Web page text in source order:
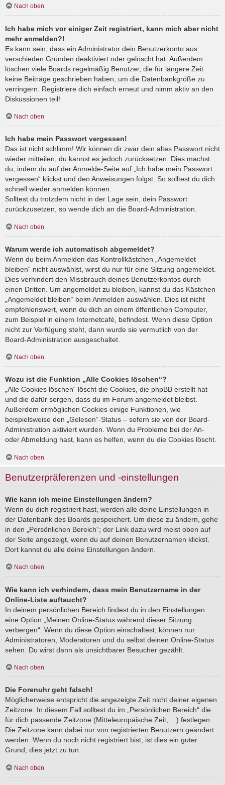
Nach oben
Ich habe mich vor einiger Zeit registriert, kann mich aber nicht
mehr anmelden?!
Es kann sein, dass ein Administrator dein Benutzerkonto aus
verschieden Gründen deaktiviert oder gelöscht hat. Außerdem
löschen viele Boards regelmäßig Benutzer, die für längere Zeit
keine Beiträge geschrieben haben, um die Datenbankgröße zu
verringern. Registriere dich einfach erneut und nimm aktiv an den
Diskussionen teil!
Nach oben
Ich habe mein Passwort vergessen!
Das ist nicht schlimm! Wir können dir zwar dein altes Passwort nicht
wieder mitteilen, du kannst es jedoch zurücksetzen. Dies machst
du, indem du auf der Anmelde-Seite auf „Ich habe mein Passwort
vergessen“ klickst und den Anweisungen folgst. So solltest du dich
schnell wieder anmelden können.
Solltest du trotzdem nicht in der Lage sein, dein Passwort
zurückzusetzen, so wende dich an die Board-Administration.
Nach oben
Warum werde ich automatisch abgemeldet?
Wenn du beim Anmelden das Kontrollkästchen „Angemeldet
bleiben“ nicht auswählst, wirst du nur für eine Sitzung angemeldet.
Dies verhindert den Missbrauch deines Benutzerkontos durch
einen Dritten. Um angemeldet zu bleiben, kannst du das Kästchen
„Angemeldet bleiben“ beim Anmelden auswählen. Dies ist nicht
empfehlenswert, wenn du dich an einem öffentlichen Computer,
zum Beispiel in einem Internetcafé, befindest. Wenn diese Option
nicht zur Verfügung steht, dann wurde sie vermutlich von der
Board-Administration ausgeschaltet.
Nach oben
Wozu ist die Funktion „Alle Cookies löschen“?
„Alle Cookies löschen“ löscht die Cookies, die phpBB erstellt hat
und die dafür sorgen, dass du im Forum angemeldet bleibst.
Außerdem ermöglichen Cookies einige Funktionen, wie
beispielsweise den „Gelesen“-Status – sofern sie von der Board-
Administration aktiviert wurden. Wenn du Probleme bei der An-
oder Abmeldung hast, kann es helfen, wenn du die Cookies löscht.
Nach oben
Benutzerpräferenzen und -einstellungen
Wie kann ich meine Einstellungen ändern?
Wenn du dich registriert hast, werden alle deine Einstellungen in
der Datenbank des Boards gespeichert. Um diese zu ändern, gehe
in den „Persönlichen Bereich“; der Link dazu wird meist oben auf
der Seite angezeigt, wenn du auf deinen Benutzernamen klickst.
Dort kannst du alle deine Einstellungen ändern.
Nach oben
Wie kann ich verhindern, dass mein Benutzername in der
Online-Liste auftaucht?
In deinem persönlichen Bereich findest du in den Einstellungen
eine Option „Meinen Online-Status während dieser Sitzung
verbergen“. Wenn du diese Option einschaltest, können nur
Administratoren, Moderatoren und du selbst deinen Online-Status
sehen. Du wirst dann als unsichtbarer Besucher gezählt.
Nach oben
Die Forenuhr geht falsch!
Möglicherweise entspricht die angezeigte Zeit nicht deiner eigenen
Zeitzone. In diesem Fall solltest du im „Persönlichen Bereich“ die
für dich passende Zeitzone (Mitteleuropäische Zeit, ...) festlegen.
Die Zeitzone kann dabei nur von registrierten Benutzern geändert
werden. Wenn du noch nicht registriert bist, ist dies ein guter
Grund, dies jetzt zu tun.
Nach oben